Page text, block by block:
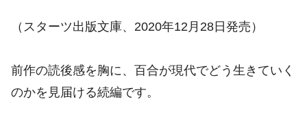
（スターツ出版文庫、2020年12月28日発売）
前作の読後感を胸に、百合が現代でどう生きていく
のかを見届ける続編です。